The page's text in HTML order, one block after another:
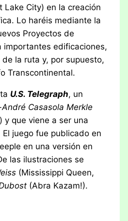
Lake City) en la creación
Lo haréis mediante la
Proyectos de
importantes edificaciones,
la ruta y, por supuesto,
Transcontinental.
U.S. Telegraph, un
Casasola Merkle
y que viene a ser una
juego fue publicado en
en una versión en
las ilustraciones se
(Mississippi Queen,
(Abra Kazam!).